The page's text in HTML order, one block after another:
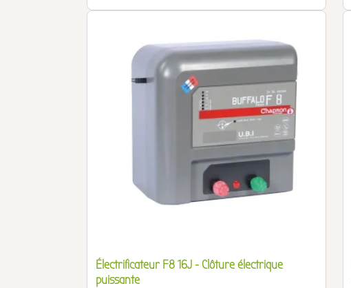
Électrificateur F8 16J - Clôture électrique
puissante